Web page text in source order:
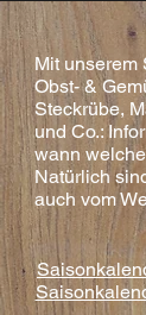
Mit unserem
Obst- &
Steckrübe,
und Co.:
wann
Natürlich
auch vom